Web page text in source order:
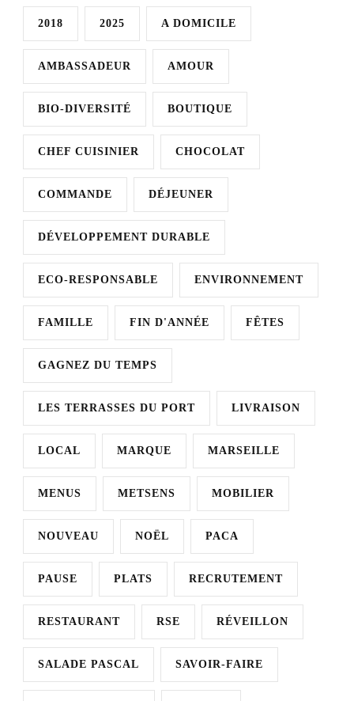
2018 2025 A DOMICILE
AMBASSADEUR AMOUR
BIO-DIVERSITÉ BOUTIQUE
CHEF CUISINIER CHOCOLAT
COMMANDE DÉJEUNER
DÉVELOPPEMENT DURABLE
ECO-RESPONSABLE ENVIRONNEMENT
FAMILLE FIN D'ANNÉE FÊTES
GAGNEZ DU TEMPS
LES TERRASSES DU PORT LIVRAISON
LOCAL MARQUE MARSEILLE
MENUS METSENS MOBILIER
NOUVEAU NOËL PACA
PAUSE PLATS RECRUTEMENT
RESTAURANT RSE RÉVEILLON
SALADE PASCAL SAVOIR-FAIRE